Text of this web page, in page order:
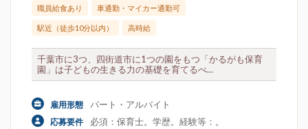
職員給食あり 車通勤・マイカー通勤可
駅近（徒歩10分以内） 高時給
千葉市に3つ、四街道市に1つの園をもつ「かるがも保育
園」は子どもの生きる力の基礎を育てるべ...
雇用形態 パート・アルバイト
応募要件 必須：保育士。学歴。経験等：。